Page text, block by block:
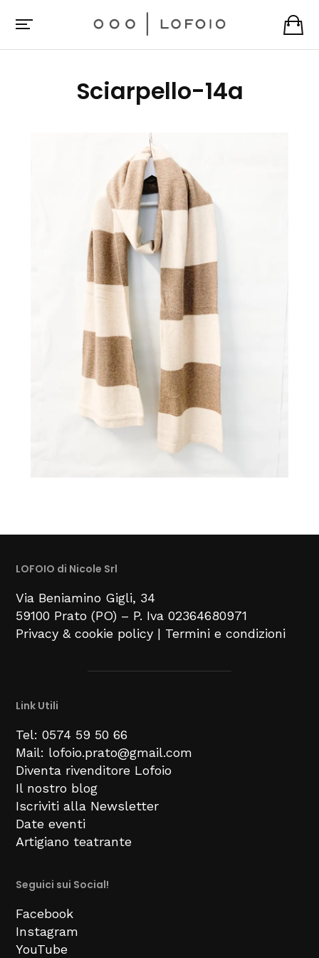
Sciarpello-14a
LOFOIO di Nicole Srl
Via Beniamino Gigli, 34
59100 Prato (PO) – P. Iva 02364680971
Privacy & cookie policy | Termini e condizioni
Link Utili
Tel: 0574 59 50 66
Mail: lofoio.prato@gmail.com
Diventa rivenditore Lofoio
Il nostro blog
Iscriviti alla Newsletter
Date eventi
Artigiano teatrante
Seguici sui Social!
Facebook
Instagram
YouTube